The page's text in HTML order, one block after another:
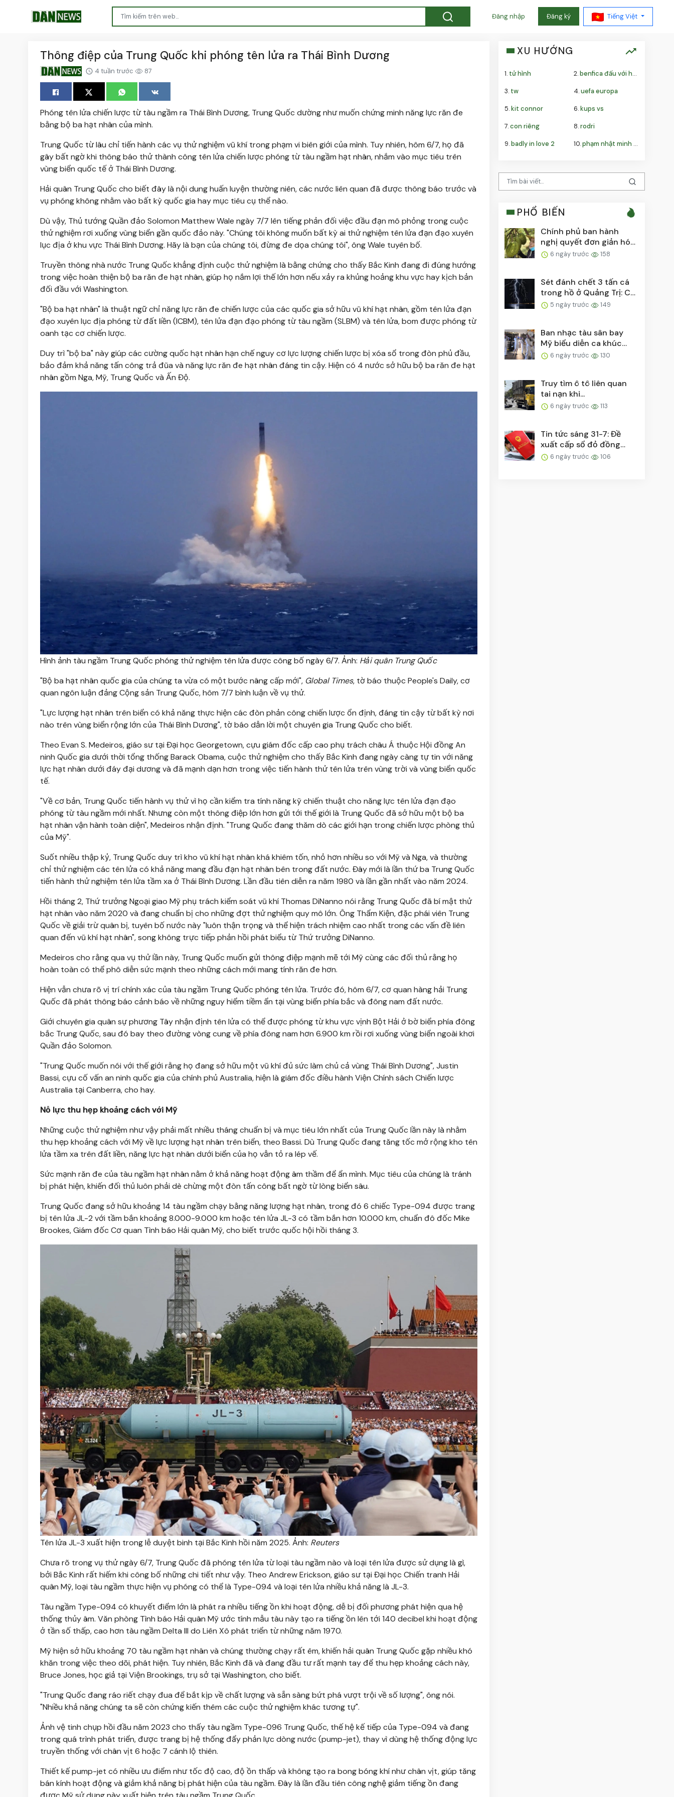
Đăng nhập Đăng ký Tiếng Việt
Thông điệp của Trung Quốc khi phóng tên lửa ra Thái Bình Dương
4 tuần trước 87
Phóng tên lửa chiến lược từ tàu ngầm ra Thái Bình Dương, Trung Quốc dường như muốn chứng minh năng lực răn đe
bằng bộ ba hạt nhân của mình.
Trung Quốc từ lâu chỉ tiến hành các vụ thử nghiệm vũ khí trong phạm vi biên giới của mình. Tuy nhiên, hôm 6/7, họ đã
gây bất ngờ khi thông báo thử thành công tên lửa chiến lược phóng từ tàu ngầm hạt nhân, nhắm vào mục tiêu trên
vùng biển quốc tế ở Thái Bình Dương.
Hải quân Trung Quốc cho biết đây là nội dung huấn luyện thường niên, các nước liên quan đã được thông báo trước và
vụ phóng không nhằm vào bất kỳ quốc gia hay mục tiêu cụ thể nào.
Dù vậy, Thủ tướng Quần đảo Solomon Matthew Wale ngày 7/7 lên tiếng phản đối việc đầu đạn mô phỏng trong cuộc
thử nghiệm rơi xuống vùng biển gần quốc đảo này. "Chúng tôi không muốn bất kỳ ai thử nghiệm tên lửa đạn đạo xuyên
lục địa ở khu vực Thái Bình Dương. Hãy là bạn của chúng tôi, đừng đe dọa chúng tôi", ông Wale tuyên bố.
Truyền thông nhà nước Trung Quốc khẳng định cuộc thử nghiệm là bằng chứng cho thấy Bắc Kinh đang đi đúng hướng
trong việc hoàn thiện bộ ba răn đe hạt nhân, giúp họ nắm lợi thế lớn hơn nếu xảy ra khủng hoảng khu vực hay kịch bản
đối đầu với Washington.
"Bộ ba hạt nhân" là thuật ngữ chỉ năng lực răn đe chiến lược của các quốc gia sở hữu vũ khí hạt nhân, gồm tên lửa đạn
đạo xuyên lục địa phóng từ đất liền (ICBM), tên lửa đạn đạo phóng từ tàu ngầm (SLBM) và tên lửa, bom được phóng từ
oanh tạc cơ chiến lược.
Duy trì "bộ ba" này giúp các cường quốc hạt nhân hạn chế nguy cơ lực lượng chiến lược bị xóa sổ trong đòn phủ đầu,
bảo đảm khả năng tấn công trả đũa và năng lực răn đe hạt nhân đáng tin cậy. Hiện có 4 nước sở hữu bộ ba răn đe hạt
nhân gồm Nga, Mỹ, Trung Quốc và Ấn Độ.
Hình ảnh tàu ngầm Trung Quốc phóng thử nghiệm tên lửa được công bố ngày 6/7. Ảnh: Hải quân Trung Quốc
"Bộ ba hạt nhân quốc gia của chúng ta vừa có một bước nâng cấp mới", Global Times, tờ báo thuộc People's Daily, cơ
quan ngôn luận đảng Cộng sản Trung Quốc, hôm 7/7 bình luận về vụ thử.
"Lực lượng hạt nhân trên biển có khả năng thực hiện các đòn phản công chiến lược ổn định, đáng tin cậy từ bất kỳ nơi
nào trên vùng biển rộng lớn của Thái Bình Dương", tờ báo dẫn lời một chuyên gia Trung Quốc cho biết.
Theo Evan S. Medeiros, giáo sư tại Đại học Georgetown, cựu giám đốc cấp cao phụ trách châu Á thuộc Hội đồng An
ninh Quốc gia dưới thời tổng thống Barack Obama, cuộc thử nghiệm cho thấy Bắc Kinh đang ngày càng tự tin với năng
lực hạt nhân dưới đáy đại dương và đã mạnh dạn hơn trong việc tiến hành thử tên lửa trên vùng trời và vùng biển quốc
tế.
"Về cơ bản, Trung Quốc tiến hành vụ thử vì họ cần kiểm tra tính năng kỹ chiến thuật cho năng lực tên lửa đạn đạo
phóng từ tàu ngầm mới nhất. Nhưng còn một thông điệp lớn hơn gửi tới thế giới là Trung Quốc đã sở hữu một bộ ba
hạt nhân vận hành toàn diện", Medeiros nhận định. "Trung Quốc đang thăm dò các giới hạn trong chiến lược phòng thủ
của Mỹ".
Suốt nhiều thập kỷ, Trung Quốc duy trì kho vũ khí hạt nhân khá khiêm tốn, nhỏ hơn nhiều so với Mỹ và Nga, và thường
chỉ thử nghiệm các tên lửa có khả năng mang đầu đạn hạt nhân bên trong đất nước. Đây mới là lần thứ ba Trung Quốc
tiến hành thử nghiệm tên lửa tầm xa ở Thái Bình Dương. Lần đầu tiên diễn ra năm 1980 và lần gần nhất vào năm 2024.
Hồi tháng 2, Thứ trưởng Ngoại giao Mỹ phụ trách kiểm soát vũ khí Thomas DiNanno nói rằng Trung Quốc đã bí mật thử
hạt nhân vào năm 2020 và đang chuẩn bị cho những đợt thử nghiệm quy mô lớn. Ông Thẩm Kiện, đặc phái viên Trung
Quốc về giải trừ quân bị, tuyên bố nước này "luôn thận trọng và thể hiện trách nhiệm cao nhất trong các vấn đề liên
quan đến vũ khí hạt nhân", song không trực tiếp phản hồi phát biểu từ Thứ trưởng DiNanno.
Medeiros cho rằng qua vụ thử lần này, Trung Quốc muốn gửi thông điệp mạnh mẽ tới Mỹ cùng các đối thủ rằng họ
hoàn toàn có thể phô diễn sức mạnh theo những cách mới mang tính răn đe hơn.
Hiện vẫn chưa rõ vị trí chính xác của tàu ngầm Trung Quốc phóng tên lửa. Trước đó, hôm 6/7, cơ quan hàng hải Trung
Quốc đã phát thông báo cảnh báo về những nguy hiểm tiềm ẩn tại vùng biển phía bắc và đông nam đất nước.
Giới chuyên gia quân sự phương Tây nhận định tên lửa có thể được phóng từ khu vực vịnh Bột Hải ở bờ biển phía đông
bắc Trung Quốc, sau đó bay theo đường vòng cung về phía đông nam hơn 6.900 km rồi rơi xuống vùng biển ngoài khơi
Quần đảo Solomon.
"Trung Quốc muốn nói với thế giới rằng họ đang sở hữu một vũ khí đủ sức làm chủ cả vùng Thái Bình Dương", Justin
Bassi, cựu cố vấn an ninh quốc gia của chính phủ Australia, hiện là giám đốc điều hành Viện Chính sách Chiến lược
Australia tại Canberra, cho hay.
Nỗ lực thu hẹp khoảng cách với Mỹ
Những cuộc thử nghiệm như vậy phải mất nhiều tháng chuẩn bị và mục tiêu lớn nhất của Trung Quốc lần này là nhằm
thu hẹp khoảng cách với Mỹ về lực lượng hạt nhân trên biển, theo Bassi. Dù Trung Quốc đang tăng tốc mở rộng kho tên
lửa tầm xa trên đất liền, năng lực hạt nhân dưới biển của họ vẫn tỏ ra lép vế.
Sức mạnh răn đe của tàu ngầm hạt nhân nằm ở khả năng hoạt động âm thầm để ẩn mình. Mục tiêu của chúng là tránh
bị phát hiện, khiến đối thủ luôn phải dè chừng một đòn tấn công bất ngờ từ lòng biển sâu.
Trung Quốc đang sở hữu khoảng 14 tàu ngầm chạy bằng năng lượng hạt nhân, trong đó 6 chiếc Type-094 được trang
bị tên lửa JL-2 với tầm bắn khoảng 8.000-9.000 km hoặc tên lửa JL-3 có tầm bắn hơn 10.000 km, chuẩn đô đốc Mike
Brookes, Giám đốc Cơ quan Tình báo Hải quân Mỹ, cho biết trước quốc hội hồi tháng 3.
Tên lửa JL-3 xuất hiện trong lễ duyệt binh tại Bắc Kinh hồi năm 2025. Ảnh: Reuters
Chưa rõ trong vụ thử ngày 6/7, Trung Quốc đã phóng tên lửa từ loại tàu ngầm nào và loại tên lửa được sử dụng là gì,
bởi Bắc Kinh rất hiếm khi công bố những chi tiết như vậy. Theo Andrew Erickson, giáo sư tại Đại học Chiến tranh Hải
quân Mỹ, loại tàu ngầm thực hiện vụ phóng có thể là Type-094 và loại tên lửa nhiều khả năng là JL-3.
Tàu ngầm Type-094 có khuyết điểm lớn là phát ra nhiều tiếng ồn khi hoạt động, dễ bị đối phương phát hiện qua hệ
thống thủy âm. Văn phòng Tình báo Hải quân Mỹ ước tính mẫu tàu này tạo ra tiếng ồn lên tới 140 decibel khi hoạt động
ở tần số thấp, cao hơn tàu ngầm Delta III do Liên Xô phát triển từ những năm 1970.
Mỹ hiện sở hữu khoảng 70 tàu ngầm hạt nhân và chúng thường chạy rất êm, khiến hải quân Trung Quốc gặp nhiều khó
khăn trong việc theo dõi, phát hiện. Tuy nhiên, Bắc Kinh đã và đang đầu tư rất mạnh tay để thu hẹp khoảng cách này,
Bruce Jones, học giả tại Viện Brookings, trụ sở tại Washington, cho biết.
"Trung Quốc đang ráo riết chạy đua để bắt kịp về chất lượng và sẵn sàng bứt phá vượt trội về số lượng", ông nói.
"Nhiều khả năng chúng ta sẽ còn chứng kiến thêm các cuộc thử nghiệm khác tương tự".
Ảnh vệ tinh chụp hồi đầu năm 2023 cho thấy tàu ngầm Type-096 Trung Quốc, thế hệ kế tiếp của Type-094 và đang
trong quá trình phát triển, được trang bị hệ thống đẩy phản lực dòng nước (pump-jet), thay vì dùng hệ thống động lực
truyền thống với chân vịt 6 hoặc 7 cánh lộ thiên.
Thiết kế pump-jet có nhiều ưu điểm như tốc độ cao, độ ồn thấp và không tạo ra bong bóng khí như chân vịt, giúp tăng
bán kính hoạt động và giảm khả năng bị phát hiện của tàu ngầm. Đây là lần đầu tiên công nghệ giảm tiếng ồn đang
XU HƯỚNG
1. tử hình 2.benfica đấu với hearts
3. tw 4.uefa europa
5.kit connor 6.kups vs
7.con riêng 8.rodri
9.badly in love 2 10.phạm nhật minh anh
PHỔ BIẾN
Chính phủ ban hành
nghị quyết đơn giản hóa
thủ tục cấp mã số...
6 ngày trước 158
Sét đánh chết 3 tấn cá
trong hồ ở Quảng Trị: Có
thể sét đánh...
5 ngày trước 149
Ban nhạc tàu sân bay
Mỹ biểu diễn ca khúc
'Việt Nam ơi' bên ...
6 ngày trước 130
Truy tìm ô tô liên quan
tai nạn khi...
6 ngày trước 113
Tin tức sáng 31-7: Đề
xuất cấp sổ đỏ đồng
thời bản giấy và đ...
6 ngày trước 106